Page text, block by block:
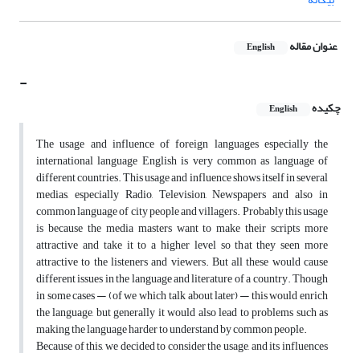
عنوان مقاله English
-
چکیده English
The usage and influence of foreign languages especially the
international language English is very common as language of
different countries. This usage and influence shows itself in several
medias, especially Radio, Television, Newspapers and also in
common language of city people and villagers. Probably this usage
is because the media masters want to make their scripts more
attractive and take it to a higher level so that they seen more
attractive to the listeners and viewers. But all these would cause
different issues in the language and literature of a country. Though
in some cases — (of we which talk about later) — this would enrich
the language, but generally it would also lead to problems such as
making the language harder to understand by common people.
Because of this, we decided to consider the usage, and its influences